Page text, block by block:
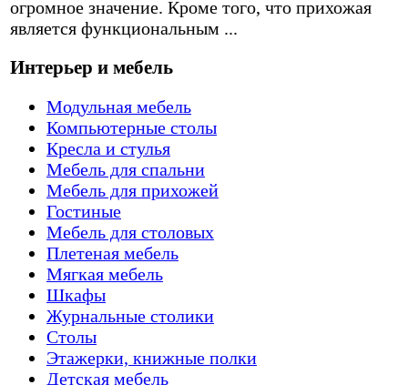
огромное значение. Кроме того, что прихожая
является функциональным ...
Интерьер и мебель
Модульная мебель
Компьютерные столы
Кресла и стулья
Мебель для спальни
Мебель для прихожей
Гостиные
Мебель для столовых
Плетеная мебель
Мягкая мебель
Шкафы
Журнальные столики
Столы
Этажерки, книжные полки
Детская мебель